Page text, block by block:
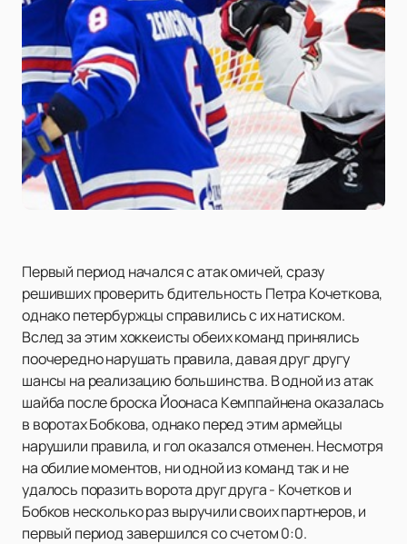
Первый период начался с атак омичей, сразу
решивших проверить бдительность Петра Кочеткова,
однако петербуржцы справились с их натиском.
Вслед за этим хоккеисты обеих команд принялись
поочередно нарушать правила, давая друг другу
шансы на реализацию большинства. В одной из атак
шайба после броска Йоонаса Кемппайнена оказалась
в воротах Бобкова, однако перед этим армейцы
нарушили правила, и гол оказался отменен. Несмотря
на обилие моментов, ни одной из команд так и не
удалось поразить ворота друг друга - Кочетков и
Бобков несколько раз выручили своих партнеров, и
первый период завершился со счетом 0:0.